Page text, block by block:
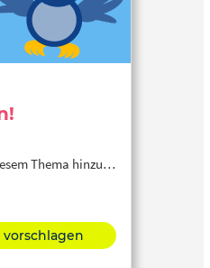
Thema hinzu…